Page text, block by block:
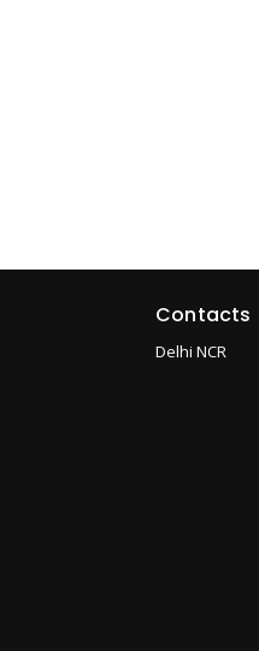
Contacts
Delhi NCR